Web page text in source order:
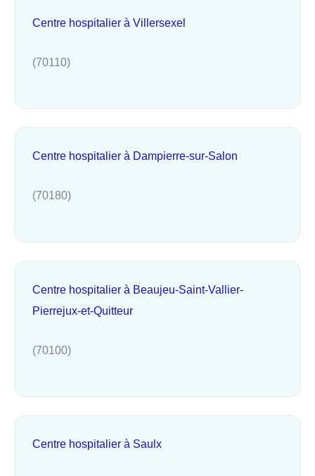
Centre hospitalier à Villersexel
(70110)
Centre hospitalier à Dampierre-sur-Salon
(70180)
Centre hospitalier à Beaujeu-Saint-Vallier-
Pierrejux-et-Quitteur
(70100)
Centre hospitalier à Saulx